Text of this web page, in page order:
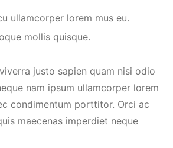
ullamcorper lorem mus eu.
mollis quisque.
justo sapien quam nisi odio
nam ipsum ullamcorper lorem
condimentum porttitor. Orci ac
maecenas imperdiet neque